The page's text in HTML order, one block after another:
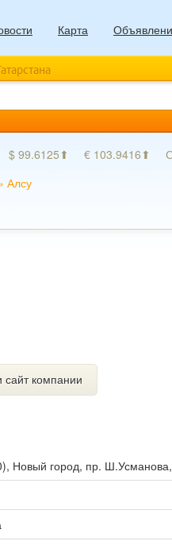
Карта
$ 99.6125⬆ € 103.9416⬆
Алсу
сайт компании
), Новый город, пр.